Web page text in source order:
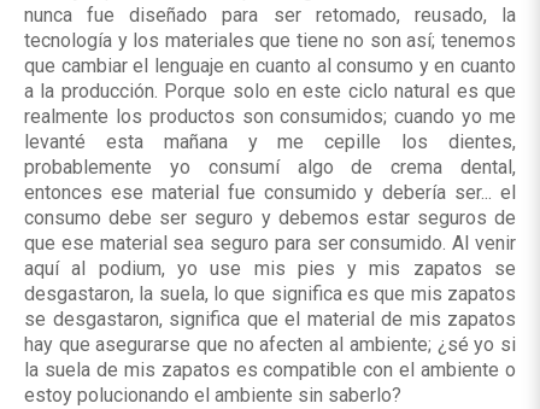
nunca fue diseñado para ser retomado, reusado, la
tecnología y los materiales que tiene no son así; tenemos
que cambiar el lenguaje en cuanto al consumo y en cuanto
a la producción. Porque solo en este ciclo natural es que
realmente los productos son consumidos; cuando yo me
levanté esta mañana y me cepille los dientes,
probablemente yo consumí algo de crema dental,
entonces ese material fue consumido y debería ser... el
consumo debe ser seguro y debemos estar seguros de
que ese material sea seguro para ser consumido. Al venir
aquí al podium, yo use mis pies y mis zapatos se
desgastaron, la suela, lo que significa es que mis zapatos
se desgastaron, significa que el material de mis zapatos
hay que asegurarse que no afecten al ambiente; ¿sé yo si
la suela de mis zapatos es compatible con el ambiente o
estoy polucionando el ambiente sin saberlo?